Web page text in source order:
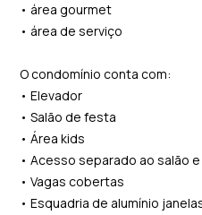
• área gourmet
• área de serviço
O condomínio conta com:
• Elevador
• Salão de festa
• Área kids
• Acesso separado ao salão
• Vagas cobertas
• Esquadria de alumínio